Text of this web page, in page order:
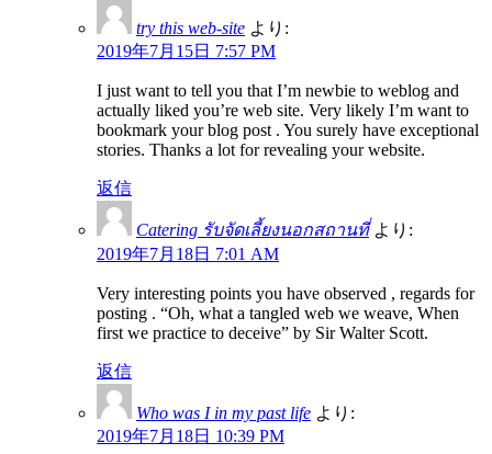
try this web-site より:
2019年7月15日 7:57 PM
I just want to tell you that I’m newbie to weblog and
actually liked you’re web site. Very likely I’m want to
bookmark your blog post . You surely have exceptional
stories. Thanks a lot for revealing your website.
返信
Catering รับจัดเลี้ยงนอกสถานที่ より:
2019年7月18日 7:01 AM
Very interesting points you have observed , regards for
posting . “Oh, what a tangled web we weave, When
first we practice to deceive” by Sir Walter Scott.
返信
Who was I in my past life より:
2019年7月18日 10:39 PM